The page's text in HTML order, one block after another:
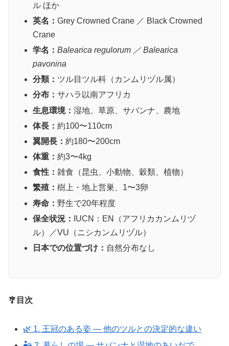
ル ほか
英名： Grey Crowned Crane ／ Black Crowned
Crane
学名： Balearica regulorum ／ Balearica
pavonina
分類： ツル目ツル科（カンムリヅル属）
分布： サハラ以南アフリカ
生息環境： 湿地、草原、サバンナ、農地
体長： 約100〜110cm
翼開長： 約180〜200cm
体重： 約3〜4kg
食性： 雑食（昆虫、小動物、穀類、植物）
繁殖： 樹上・地上営巣、1〜3卵
寿命： 野生で20年程度
保全状況：
IUCN：EN（アフリカカンムリヅ
ル）／VU（ニシカンムリヅル）
日本での位置づけ： 自然分布なし
🎐目次
🌿 1. 王冠のある姿 ― 他のツルとの決定的な違い